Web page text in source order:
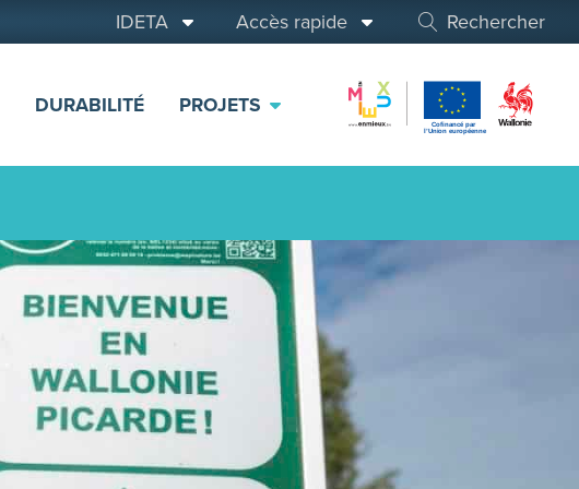
IDETA Accès rapide Rechercher
DURABILITÉ PROJETS